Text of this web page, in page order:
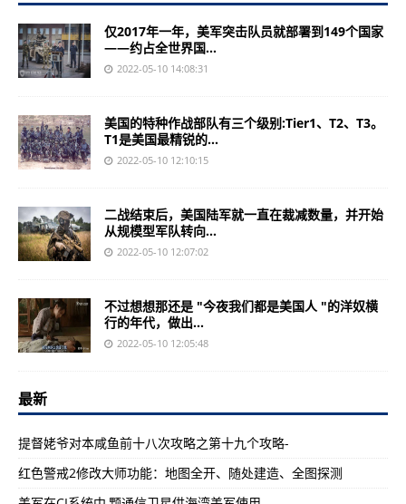
仅2017年一年，美军突击队员就部署到149个国家
——约占全世界国...
2022-05-10 14:08:31
美国的特种作战部队有三个级别:Tier1、T2、T3。
T1是美国最精锐的...
2022-05-10 12:10:15
二战结束后，美国陆军就一直在裁减数量，并开始
从规模型军队转向...
2022-05-10 12:07:02
不过想想那还是 "今夜我们都是美国人 "的洋奴横
行的年代，做出...
2022-05-10 12:05:48
最新
提督姥爷对本咸鱼前十八次攻略之第十九个攻略-
红色警戒2修改大师功能：地图全开、随处建造、全图探测